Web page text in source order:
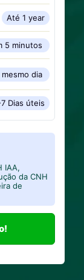
Até 1 year
5 minutos
dia
Dias úteis
IAA,
da CNH
de